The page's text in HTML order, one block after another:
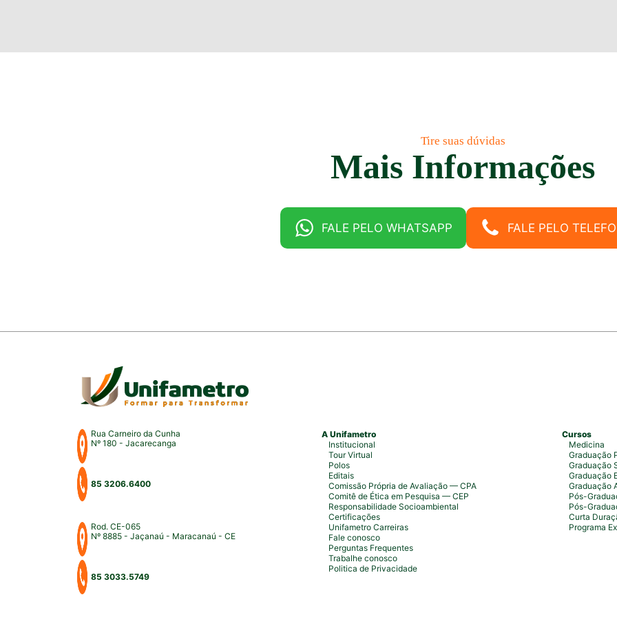
Tire suas dúvidas
Mais Informações
FALE PELO WHATSAPP FALE PELO
Rua Carneiro da Cunha
Nº 180 - Jacarecanga
85 3206.6400
Rod. CE-065
Nº 8885 - Jaçanaú - Maracanaú - CE
85 3033.5749
A Unifametro
Institucional
Tour Virtual
Polos
Editais
Comissão Própria de Avaliação — CPA
Comitê de Ética em Pesquisa — CEP
Responsabilidade Socioambiental
Certificações
Unifametro Carreiras
Fale conosco
Perguntas Frequentes
Trabalhe conosco
Politica de Privacidade
Cursos
Medicina
Graduação
Graduação
Graduação
Graduação
Pós-
Pós-
Curta
Programa